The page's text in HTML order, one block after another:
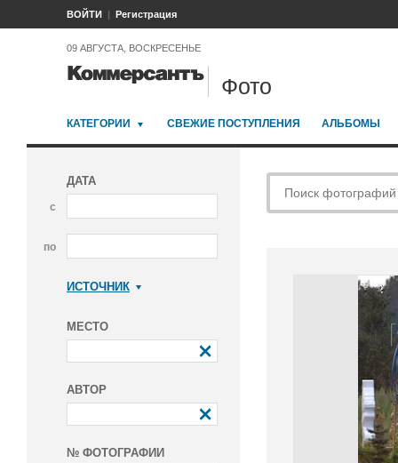
ВОЙТИ Регистрация
09 АВГУСТА, ВОСКРЕСЕНЬЕ
Фото
КАТЕГОРИИ СВЕЖИЕ ПОСТУПЛЕНИЯ АЛЬБОМЫ
ДАТА
с
по
ИСТОЧНИК
МЕСТО
АВТОР
№ ФОТОГРАФИИ